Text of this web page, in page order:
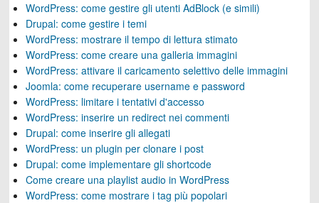
WordPress: come gestire gli utenti AdBlock (e simili)
Drupal: come gestire i temi
WordPress: mostrare il tempo di lettura stimato
WordPress: come creare una galleria immagini
WordPress: attivare il caricamento selettivo delle immagini
Joomla: come recuperare username e password
WordPress: limitare i tentativi d'accesso
WordPress: inserire un redirect nei commenti
Drupal: come inserire gli allegati
WordPress: un plugin per clonare i post
Drupal: come implementare gli shortcode
Come creare una playlist audio in WordPress
WordPress: come mostrare i tag più popolari